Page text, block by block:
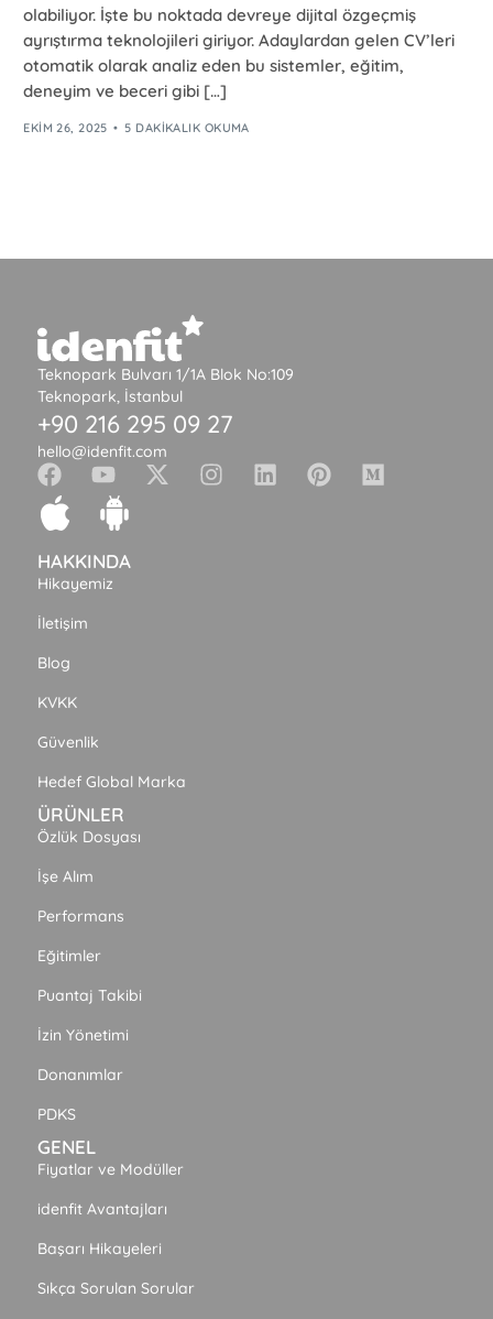
olabiliyor. İşte bu noktada devreye dijital özgeçmiş
ayrıştırma teknolojileri giriyor. Adaylardan gelen CV’leri
otomatik olarak analiz eden bu sistemler, eğitim,
deneyim ve beceri gibi […]
EKIM 26, 2025 5 DAKIKALIK OKUMA
Teknopark Bulvarı 1/1A Blok No:109
Teknopark, İstanbul
+90 216 295 09 27
hello@idenfit.com
HAKKINDA
Hikayemiz
İletişim
Blog
KVKK
Güvenlik
Hedef Global Marka
ÜRÜNLER
Özlük Dosyası
İşe Alım
Performans
Eğitimler
Puantaj Takibi
İzin Yönetimi
Donanımlar
PDKS
GENEL
Fiyatlar ve Modüller
idenfit Avantajları
Başarı Hikayeleri
Sıkça Sorulan Sorular